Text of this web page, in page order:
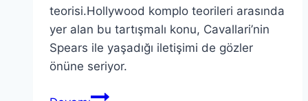
teorisi.Hollywood komplo teorileri arasında
yer alan bu tartışmalı konu, Cavallari’nin
Spears ile yaşadığı iletişimi de gözler
önüne seriyor.
Kristin